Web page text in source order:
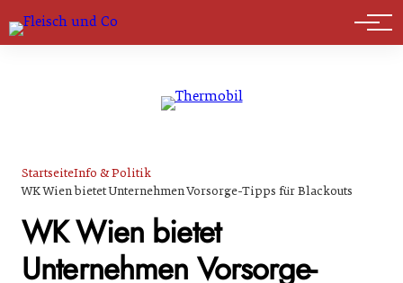
Marktführer
StartseiteInfo & Politik
WK Wien bietet Unternehmen Vorsorge-Tipps für Blackouts
WK Wien bietet
Unternehmen Vorsorge-